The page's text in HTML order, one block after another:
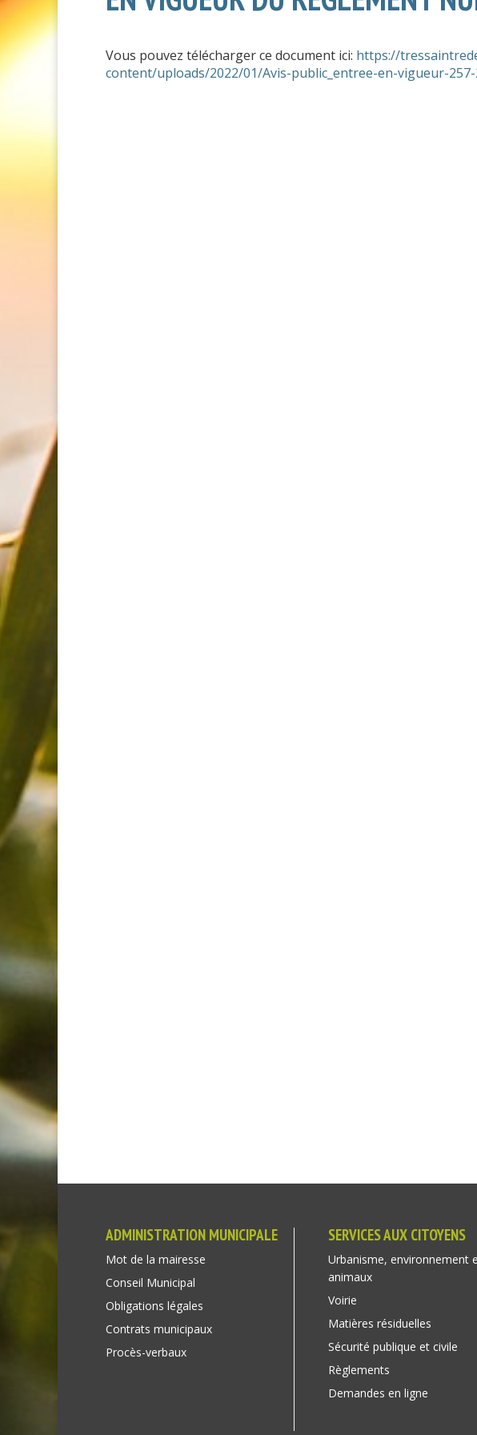
Vous pouvez télécharger ce document ici: https://
content/uploads/2022/01/Avis-public_entree-en-vigueur-
ADMINISTRATION MUNICIPALE
Mot de la mairesse
Conseil Municipal
Obligations légales
Contrats municipaux
Procès-verbaux
SERVICES AUX CITOYENS
Urbanisme, environnement
animaux
Voirie
Matières résiduelles
Sécurité publique et civile
Règlements
Demandes en ligne